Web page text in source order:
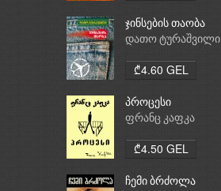
ჯინსების თაობა
დათო ტურაშვილი
₾4.60 GEL
პროცესი
ფრანც კაფკა
₾4.50 GEL
ჩემი ბრძოლა